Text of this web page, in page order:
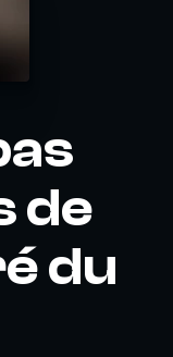
de
du